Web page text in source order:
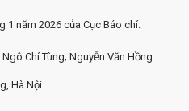
1 năm 2026 của Cục Báo chí.
Chí Tùng; Nguyễn Văn Hồng
Hà Nội